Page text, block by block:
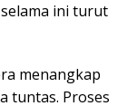
ini turut
menangkap
tuntas. Proses